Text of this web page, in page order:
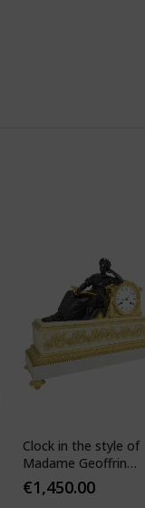
Clock in the style of
Madame Geoffrin
Watchmaker :
Desfontaines 1850
€1,450.00